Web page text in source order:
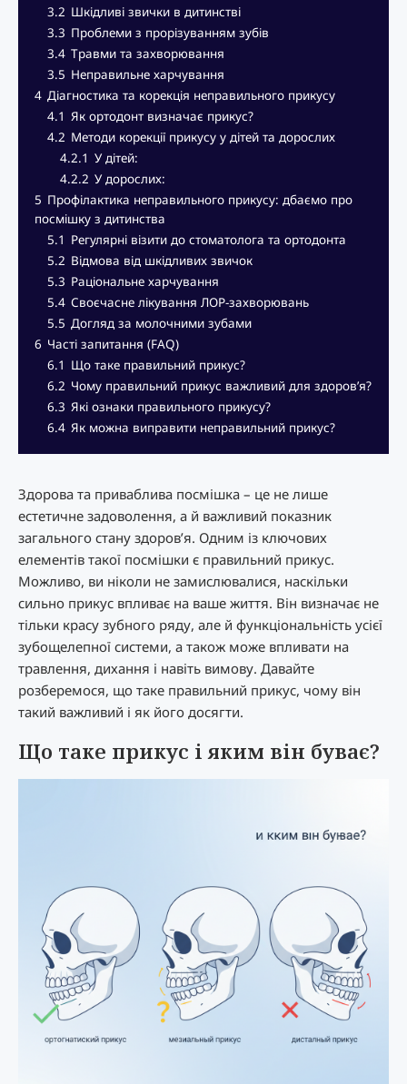
3.2 Шкідливі звички в дитинстві
3.3 Проблеми з прорізуванням зубів
3.4 Травми та захворювання
3.5 Неправильне харчування
4 Діагностика та корекція неправильного прикусу
4.1 Як ортодонт визначає прикус?
4.2 Методи корекції прикусу у дітей та дорослих
4.2.1 У дітей:
4.2.2 У дорослих:
5 Профілактика неправильного прикусу: дбаємо про
посмішку з дитинства
5.1 Регулярні візити до стоматолога та ортодонта
5.2 Відмова від шкідливих звичок
5.3 Раціональне харчування
5.4 Своєчасне лікування ЛОР-захворювань
5.5 Догляд за молочними зубами
6 Часті запитання (FAQ)
6.1 Що таке правильний прикус?
6.2 Чому правильний прикус важливий для здоров’я?
6.3 Які ознаки правильного прикусу?
6.4 Як можна виправити неправильний прикус?
Здорова та приваблива посмішка – це не лише
естетичне задоволення, а й важливий показник
загального стану здоров’я. Одним із ключових
елементів такої посмішки є правильний прикус.
Можливо, ви ніколи не замислювалися, наскільки
сильно прикус впливає на ваше життя. Він визначає не
тільки красу зубного ряду, але й функціональність усієї
зубощелепної системи, а також може впливати на
травлення, дихання і навіть вимову. Давайте
розберемося, що таке правильний прикус, чому він
такий важливий і як його досягти.
Що таке прикус і яким він буває?